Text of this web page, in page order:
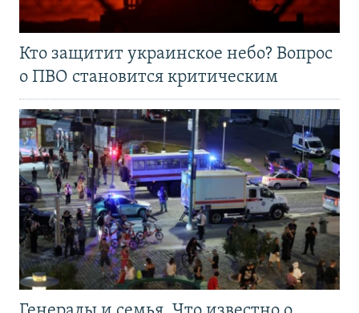
Кто защитит украинское небо? Вопрос
о ПВО становится критическим